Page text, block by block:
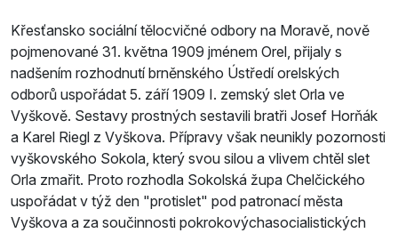
Křesťansko sociální tělocvičné odbory na Moravě, nově
pojmenované 31. května 1909 jménem Orel, přijaly s
nadšením rozhodnutí brněnského Ústředí orelských
odborů uspořádat 5. září 1909 I. zemský slet Orla ve
Vyškově. Sestavy prostných sestavili bratři Josef Horňák
a Karel Riegl z Vyškova. Přípravy však neunikly pozornosti
vyškovského Sokola, který svou silou a vlivem chtěl slet
Orla zmařit. Proto rozhodla Sokolská župa Chelčického
uspořádat v týž den "protislet" pod patronací města
Vyškova a za součinnosti pokrokovýchasocialistických